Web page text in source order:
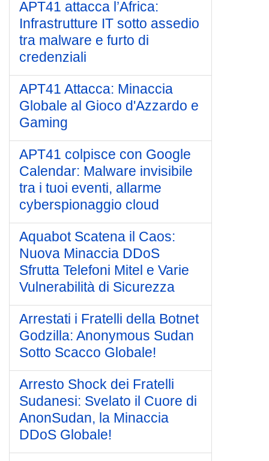
APT41 attacca l’Africa:
Infrastrutture IT sotto assedio
tra malware e furto di
credenziali
APT41 Attacca: Minaccia
Globale al Gioco d'Azzardo e
Gaming
APT41 colpisce con Google
Calendar: Malware invisibile
tra i tuoi eventi, allarme
cyberspionaggio cloud
Aquabot Scatena il Caos:
Nuova Minaccia DDoS
Sfrutta Telefoni Mitel e Varie
Vulnerabilità di Sicurezza
Arrestati i Fratelli della Botnet
Godzilla: Anonymous Sudan
Sotto Scacco Globale!
Arresto Shock dei Fratelli
Sudanesi: Svelato il Cuore di
AnonSudan, la Minaccia
DDoS Globale!